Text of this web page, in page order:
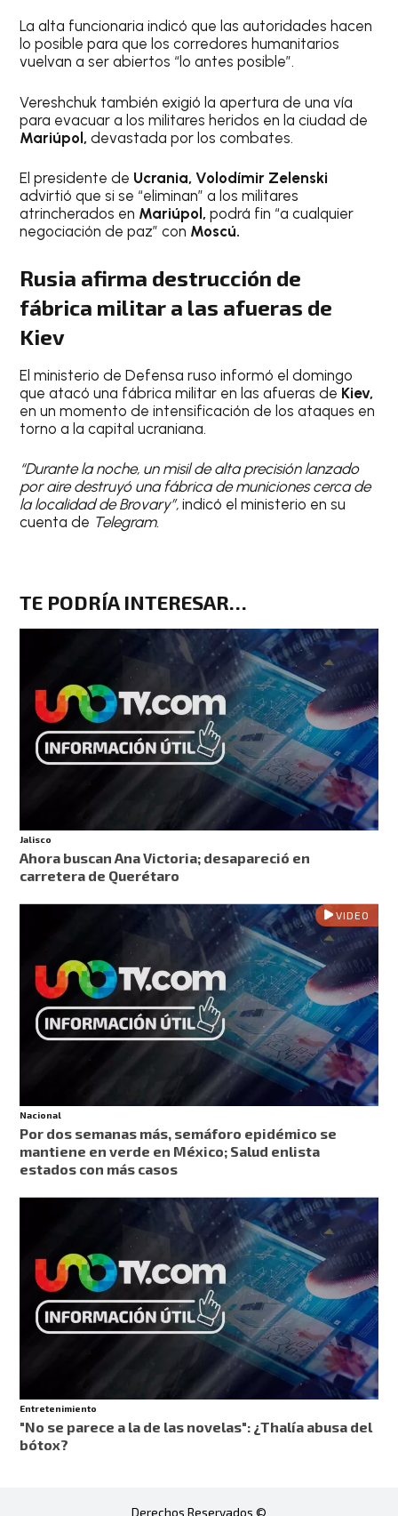
La alta funcionaria indicó que las autoridades hacen
lo posible para que los corredores humanitarios
vuelvan a ser abiertos “lo antes posible”.
Vereshchuk también exigió la apertura de una vía
para evacuar a los militares heridos en la ciudad de
Mariúpol,devastada por los combates.
El presidente de Ucrania, Volodímir Zelenski
advirtió que si se “eliminan” a los militares
atrincherados en Mariúpol, podrá fin “a cualquier
negociación de paz” con Moscú.
Rusia afirma destrucción de
fábrica militar a las afueras de
Kiev
El ministerio de Defensa ruso informó el domingo
que atacó una fábrica militar en las afueras de Kiev,
en un momento de intensificación de los ataques en
torno a la capital ucraniana.
“Durante la noche, un misil de alta precisión lanzado
por aire destruyó una fábrica de municiones cerca de
la localidad de Brovary”, indicó el ministerio en su
cuenta de Telegram.
TE PODRÍA INTERESAR…
Jalisco
Ahora buscan Ana Victoria; desapareció en
carretera de Querétaro
VIDEO
Nacional
Por dos semanas más, semáforo epidémico se
mantiene en verde en México; Salud enlista
estados con más casos
Entretenimiento
"No se parece a la de las novelas": ¿Thalía abusa del
bótox?
Derechos Reservados ©